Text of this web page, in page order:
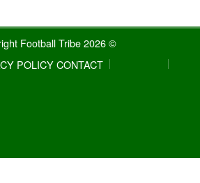
© 2026 Copyright Football Tribe
CONTACT
POLICY